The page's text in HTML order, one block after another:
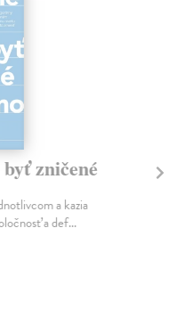
zničené
a kazia
a def...